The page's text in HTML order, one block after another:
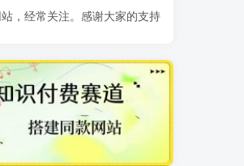
，经常关注。感谢大家的支持